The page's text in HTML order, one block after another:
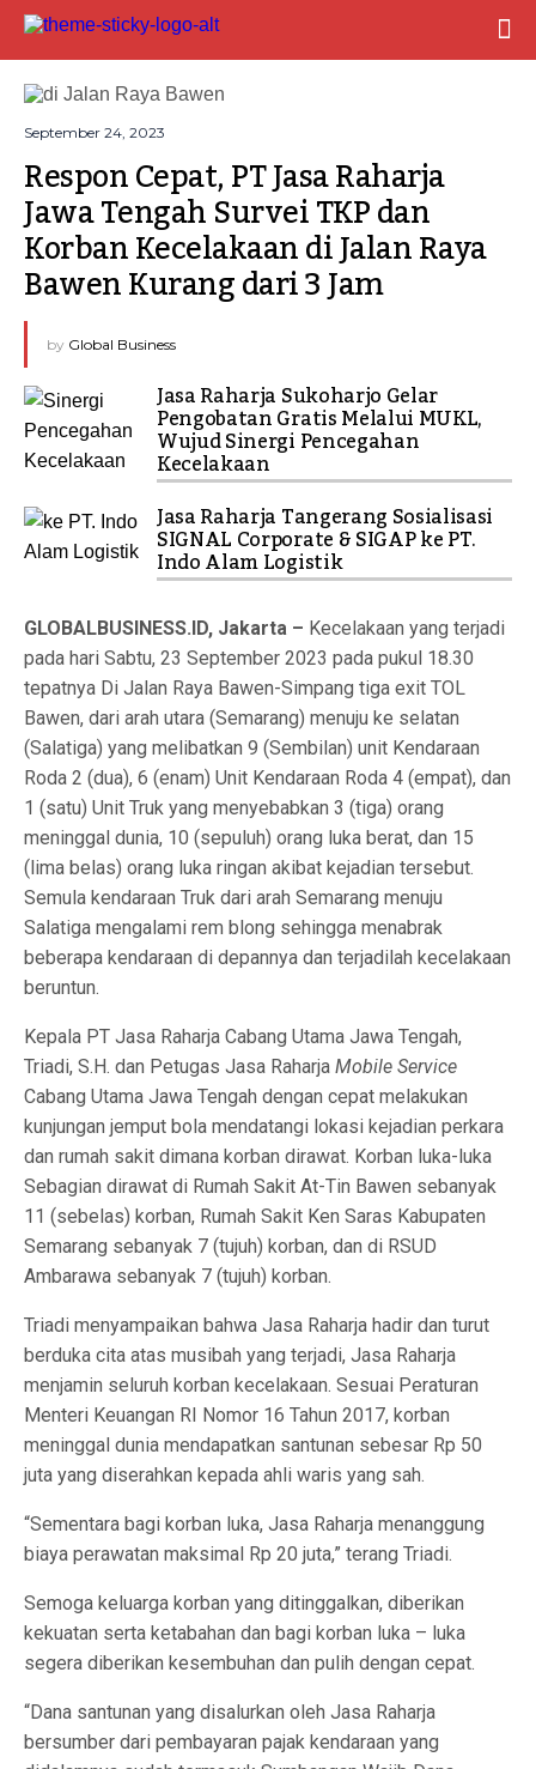
September 24, 2023
Respon Cepat, PT Jasa Raharja
Jawa Tengah Survei TKP dan
Korban Kecelakaan di Jalan Raya
Bawen Kurang dari 3 Jam
by Global Business
Jasa Raharja Sukoharjo Gelar
Pengobatan Gratis Melalui MUKL,
Wujud Sinergi Pencegahan
Kecelakaan
Jasa Raharja Tangerang Sosialisasi
SIGNAL Corporate & SIGAP ke PT.
Indo Alam Logistik
GLOBALBUSINESS.ID, Jakarta – Kecelakaan yang terjadi
pada hari Sabtu, 23 September 2023 pada pukul 18.30
tepatnya Di Jalan Raya Bawen-Simpang tiga exit TOL
Bawen, dari arah utara (Semarang) menuju ke selatan
(Salatiga) yang melibatkan 9 (Sembilan) unit Kendaraan
Roda 2 (dua), 6 (enam) Unit Kendaraan Roda 4 (empat), dan
1 (satu) Unit Truk yang menyebabkan 3 (tiga) orang
meninggal dunia, 10 (sepuluh) orang luka berat, dan 15
(lima belas) orang luka ringan akibat kejadian tersebut.
Semula kendaraan Truk dari arah Semarang menuju
Salatiga mengalami rem blong sehingga menabrak
beberapa kendaraan di depannya dan terjadilah kecelakaan
beruntun.
Kepala PT Jasa Raharja Cabang Utama Jawa Tengah,
Triadi, S.H. dan Petugas Jasa Raharja Mobile Service
Cabang Utama Jawa Tengah dengan cepat melakukan
kunjungan jemput bola mendatangi lokasi kejadian perkara
dan rumah sakit dimana korban dirawat. Korban luka-luka
Sebagian dirawat di Rumah Sakit At-Tin Bawen sebanyak
11 (sebelas) korban, Rumah Sakit Ken Saras Kabupaten
Semarang sebanyak 7 (tujuh) korban, dan di RSUD
Ambarawa sebanyak 7 (tujuh) korban.
Triadi menyampaikan bahwa Jasa Raharja hadir dan turut
berduka cita atas musibah yang terjadi, Jasa Raharja
menjamin seluruh korban kecelakaan. Sesuai Peraturan
Menteri Keuangan RI Nomor 16 Tahun 2017, korban
meninggal dunia mendapatkan santunan sebesar Rp 50
juta yang diserahkan kepada ahli waris yang sah.
“Sementara bagi korban luka, Jasa Raharja menanggung
biaya perawatan maksimal Rp 20 juta,” terang Triadi.
Semoga keluarga korban yang ditinggalkan, diberikan
kekuatan serta ketabahan dan bagi korban luka – luka
segera diberikan kesembuhan dan pulih dengan cepat.
“Dana santunan yang disalurkan oleh Jasa Raharja
bersumber dari pembayaran pajak kendaraan yang